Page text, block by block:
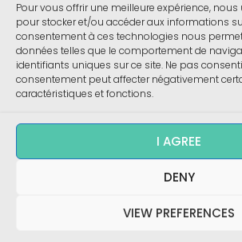
Pour vous offrir une meilleure expérience,
pour stocker et/ou accéder aux informations
consentement à ces technologies nous
données telles que le comportement de
identifiants uniques sur ce site. Ne pas
consentement peut affecter négativement
caractéristiques et fonctions.
I AGREE
DENY
VIEW PREFERENCES
Enalees 2022 –